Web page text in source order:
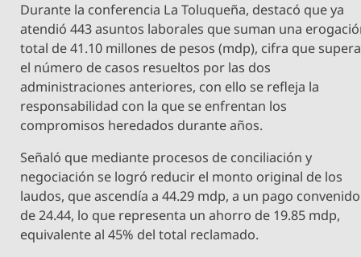
Durante la conferencia La Toluqueña, destacó que ya
atendió 443 asuntos laborales que suman una
total de 41.10 millones de pesos (mdp), cifra que supera
el número de casos resueltos por las dos
administraciones anteriores, con ello se refleja la
responsabilidad con la que se enfrentan los
compromisos heredados durante años.
Señaló que mediante procesos de conciliación y
negociación se logró reducir el monto original de los
laudos, que ascendía a 44.29 mdp, a un pago convenido
de 24.44, lo que representa un ahorro de 19.85 mdp,
equivalente al 45% del total reclamado.